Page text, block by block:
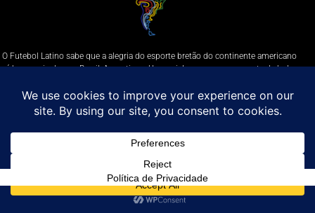
O Futebol Latino sabe que a alegria do esporte bretão do continente americano
é bem mais do que Brasil, Argentina e Uruguai. Isso porque o amante da bola
Peruano, com a mesma seriedade e com a mesma paixão.Leia Mais
Entre em contato conosco:comercial@futebolatino.com.br
Política de Privacidade